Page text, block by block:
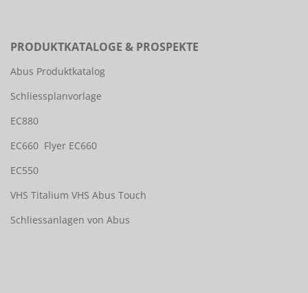
PRODUKTKATALOGE & PROSPEKTE
Abus Produktkatalog
Schliessplanvorlage
EC880
EC660 Flyer EC660
EC550
VHS Titalium VHS Abus Touch
Schliessanlagen von Abus